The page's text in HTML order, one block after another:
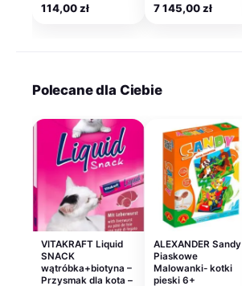
114,00zł 7 145,00zł
Polecane dla Ciebie
VITAKRAFT Liquid
SNACK
wątróbka+biotyna –
Przysmak dla kota –
ALEXANDER Sandy
Piaskowe
Malowanki- kotki
pieski 6+